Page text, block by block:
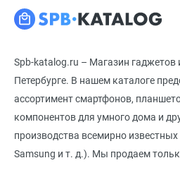
Spb-katalog.ru – Магазин гаджетов
Петербурге. В нашем каталоге
ассортимент смартфонов,
компонентов для умного дома и
производства всемирно
Samsung и т. д.). Мы продаем